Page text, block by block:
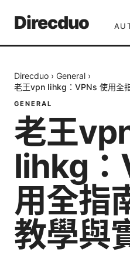
Direcduo
Direcduo › General ›
老王vpn lihkg：VPNs 使用全
GENERAL
老王
lihkg：
用全指
教學與